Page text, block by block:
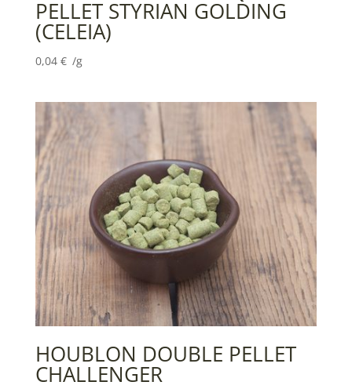
PELLET STYRIAN GOLDING
(CELEIA)
0,04 € /g
HOUBLON DOUBLE PELLET
CHALLENGER